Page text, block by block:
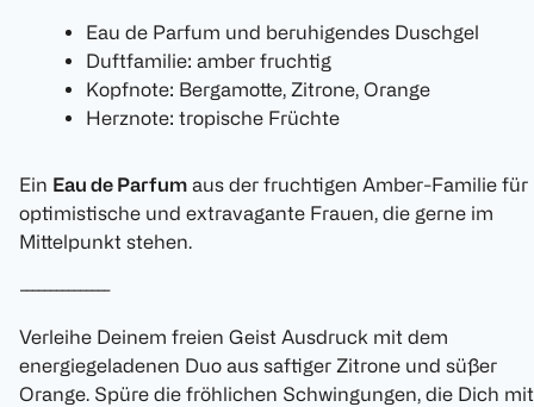
Eau de Parfum und beruhigendes Duschgel
Duftfamilie: amber fruchtig
Kopfnote: Bergamotte, Zitrone, Orange
Herznote: tropische Früchte
Ein Eau de Parfum aus der fruchtigen Amber-Familie für
optimistische und extravagante Frauen, die gerne im
Mittelpunkt stehen.
---------------
Verleihe Deinem freien Geist Ausdruck mit dem
energiegeladenen Duo aus saftiger Zitrone und süßer
Orange. Spüre die fröhlichen Schwingungen, die Dich mit